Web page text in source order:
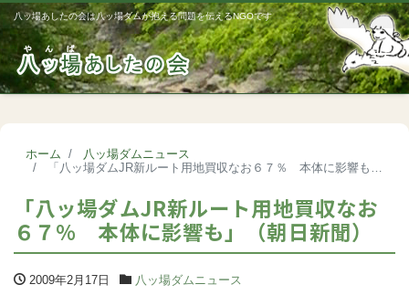
八ッ場あしたの会は八ッ場ダムが抱える問題を伝えるNGOです
ホーム
八ッ場ダムニュース
「八ッ場ダムJR新ルート用地買収なお６７％ 本体に影響も」（朝日新聞）
「八ッ場ダムJR新ルート用地買収なお
６７％ 本体に影響も」（朝日新聞）
2009年2月17日 八ッ場ダムニュース